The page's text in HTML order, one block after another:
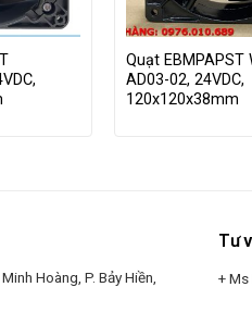
Quạt EBMPAPST
AD03-02, 24VDC,
120x120x38mm
Hoàng, P. Bảy Hiền,
Tư
+ Ms